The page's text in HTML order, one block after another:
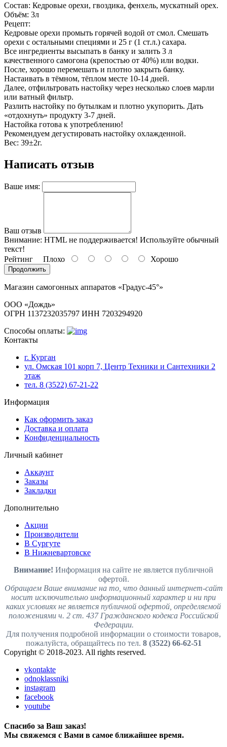
Состав: Кедровые орехи, гвоздика, фенхель, мускатный орех.
Объём: 3л
Рецепт:
Кедровые орехи промыть горячей водой от смол. Смешать
орехи с остальными специями и 25 г (1 ст.л.) сахара.
Все ингредиенты высыпать в банку и залить 3 л
качественного самогона (крепостью от 40%) или водки.
После, хорошо перемешать и плотно закрыть банку.
Настаивать в тёмном, тёплом месте 10-14 дней.
Далее, отфильтровать настойку через несколько слоев марли
или ватный фильтр.
Разлить настойку по бутылкам и плотно укупорить. Дать
«отдохнуть» продукту 3-7 дней.
Настойка готова к употреблению!
Рекомендуем дегустировать настойку охлажденной.
Вес: 39±2г.
Написать отзыв
Ваше имя:
Ваш отзыв
Внимание: HTML не поддерживается! Используйте обычный
текст!
Рейтинг Плохо Хорошо
Продолжить
Магазин самогонных аппаратов «Градус-45°»
ООО «Дождь»
ОГРН 1137232035797 ИНН 7203294920
Способы оплаты:
Контакты
г. Курган
ул. Омская 101 корп 7, Центр Техники и Сантехники 2
этаж
тел. 8 (3522) 67-21-22
Информация
Как оформить заказ
Доставка и оплата
Конфиденциальность
Личный кабинет
Аккаунт
Заказы
Закладки
Дополнительно
Акции
Производители
В Сургуте
В Нижневартовске
Внимание! Информация на сайте не является публичной
офертой.
Обращаем Ваше внимание на то, что данный интернет-сайт
носит исключительно информационный характер и ни при
каких условиях не является публичной офертой, определяемой
положениями ч. 2 ст. 437 Гражданского кодекса Российской
Федерации.
Для получения подробной информации о стоимости товаров,
пожалуйста, обращайтесь по тел. 8 (3522) 66-62-51
Copyright © 2018-2023. All rights reserved.
vkontakte
odnoklassniki
instagram
facebook
youtube
Спасибо за Ваш заказ!
Мы свяжемся с Вами в самое ближайшее время.